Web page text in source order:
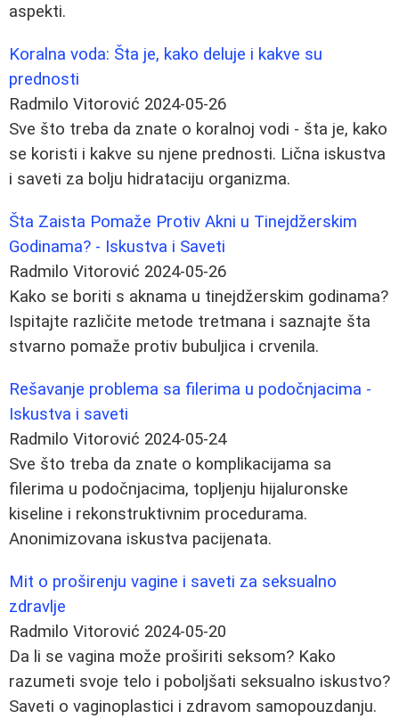
aspekti.
Koralna voda: Šta je, kako deluje i kakve su
prednosti
Radmilo Vitorović 2024-05-26
Sve što treba da znate o koralnoj vodi - šta je, kako
se koristi i kakve su njene prednosti. Lična iskustva
i saveti za bolju hidrataciju organizma.
Šta Zaista Pomaže Protiv Akni u Tinejdžerskim
Godinama? - Iskustva i Saveti
Radmilo Vitorović 2024-05-26
Kako se boriti s aknama u tinejdžerskim godinama?
Ispitajte različite metode tretmana i saznajte šta
stvarno pomaže protiv bubuljica i crvenila.
Rešavanje problema sa filerima u podočnjacima -
Iskustva i saveti
Radmilo Vitorović 2024-05-24
Sve što treba da znate o komplikacijama sa
filerima u podočnjacima, topljenju hijaluronske
kiseline i rekonstruktivnim procedurama.
Anonimizovana iskustva pacijenata.
Mit o proširenju vagine i saveti za seksualno
zdravlje
Radmilo Vitorović 2024-05-20
Da li se vagina može proširiti seksom? Kako
razumeti svoje telo i poboljšati seksualno iskustvo?
Saveti o vaginoplastici i zdravom samopouzdanju.